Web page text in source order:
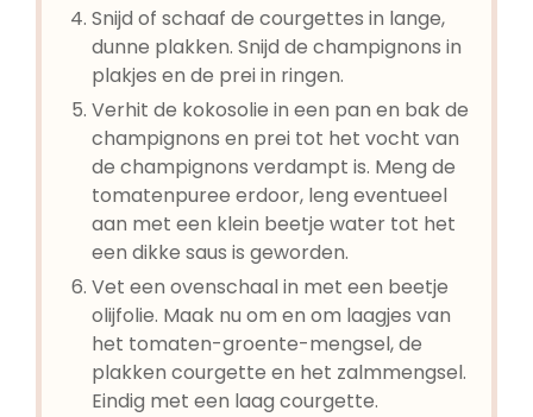
Snijd of schaaf de courgettes in lange,
dunne plakken. Snijd de champignons in
plakjes en de prei in ringen.
Verhit de kokosolie in een pan en bak de
champignons en prei tot het vocht van
de champignons verdampt is. Meng de
tomatenpuree erdoor, leng eventueel
aan met een klein beetje water tot het
een dikke saus is geworden.
Vet een ovenschaal in met een beetje
olijfolie. Maak nu om en om laagjes van
het tomaten-groente-mengsel, de
plakken courgette en het zalmmengsel.
Eindig met een laag courgette.